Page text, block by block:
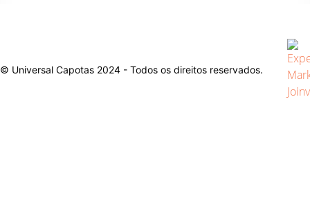
© Universal Capotas 2024 - Todos os direitos reservados.